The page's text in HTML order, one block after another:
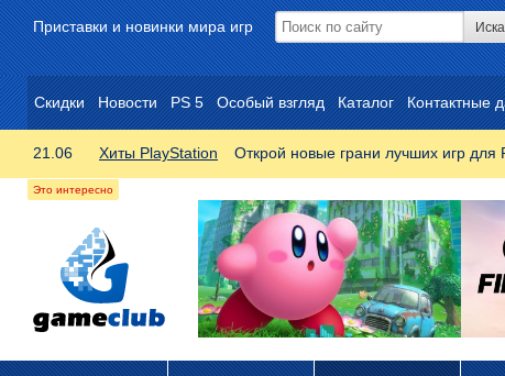
Приставки и новинки мира игр
Скидки Новости PS 5 Особый взгляд Каталог Контактные
21.06 Хиты PlayStation Открой новые грани лучших игр для